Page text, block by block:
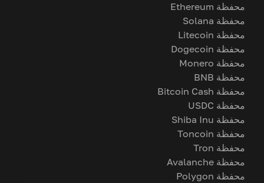
محفظة Ethereum
محفظة Solana
محفظة Litecoin
محفظة Dogecoin
محفظة Monero
محفظة BNB
محفظة Bitcoin Cash
محفظة USDC
محفظة Shiba Inu
محفظة Toncoin
محفظة Tron
محفظة Avalanche
محفظة Polygon